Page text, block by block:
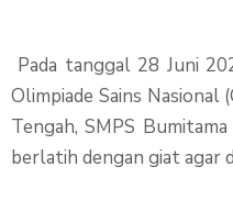
Pada tanggal 28 Juni
Olimpiade Sains
Tengah, SMPS
berlatih dengan giat agar